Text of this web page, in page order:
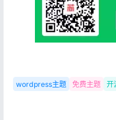
wordpress主题 免费主题 开